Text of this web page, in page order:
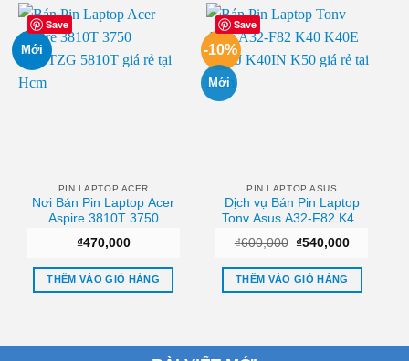
Save
Mới
PIN LAPTOP ACER
Nơi Bán Pin Laptop Acer
Aspire 3810T 3750
₫470,000
THÊM VÀO GIỎ HÀNG
Save
-10%
Mới
PIN LAPTOP ASUS
Dịch vụ Bán Pin Laptop
Tonv Asus A32-F82 K40
Tphcm
₫600,000 Giá
là:
₫600,000.
₫540,000Giá
tại
₫540,000.
THÊM VÀO GIỎ HÀNG